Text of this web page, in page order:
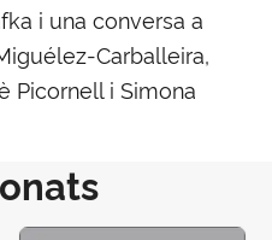
i una conversa a
Carballeira,
Picornell i Simona